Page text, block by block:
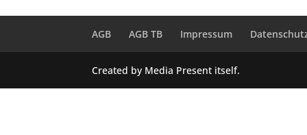
AGB AGB TB Impressum
Created by Media Present itself.